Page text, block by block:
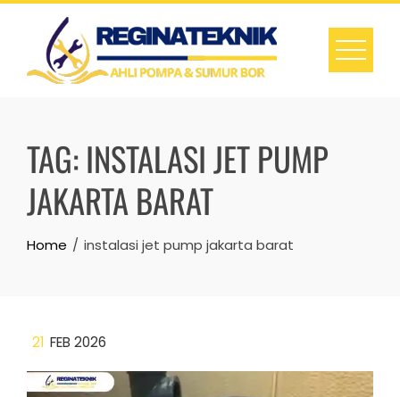
Skip
content
TAG:INSTALASI JET PUMP
JAKARTA BARAT
Home instalasi jet pump jakarta barat
21 FEB 2026